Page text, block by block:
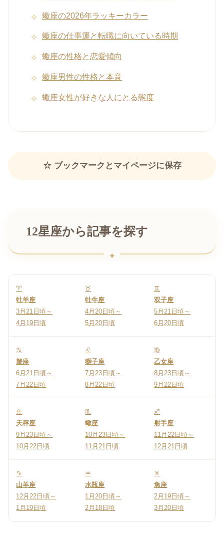
蠍座の2026年ラッキーカラー
蠍座の仕事運と転職に向いている時期
蠍座の性格と恋愛傾向
蠍座男性の性格と本音
蠍座女性が好きな人にとる態度
☆ ブックマークとマイページに保存
12星座から記事を探す
♈
牡羊座
3月21日頃～
4月19日頃
♉
牡牛座
4月20日頃～
5月20日頃
♊
双子座
5月21日頃～
6月20日頃
♋
蟹座
6月21日頃～
7月22日頃
♌
獅子座
7月23日頃～
8月22日頃
♍
乙女座
8月23日頃～
9月22日頃
♎
天秤座
9月23日頃～
10月22日頃
♏
蠍座
10月23日頃～
11月21日頃
♐
射手座
11月22日頃～
12月21日頃
♑
山羊座
12月22日頃～
1月19日頃
♒
水瓶座
1月20日頃～
2月18日頃
♓
魚座
2月19日頃～
3月20日頃